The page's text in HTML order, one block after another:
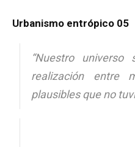
Urbanismo entrópico 05
“Nuestro universo
realización entre
plausibles que no